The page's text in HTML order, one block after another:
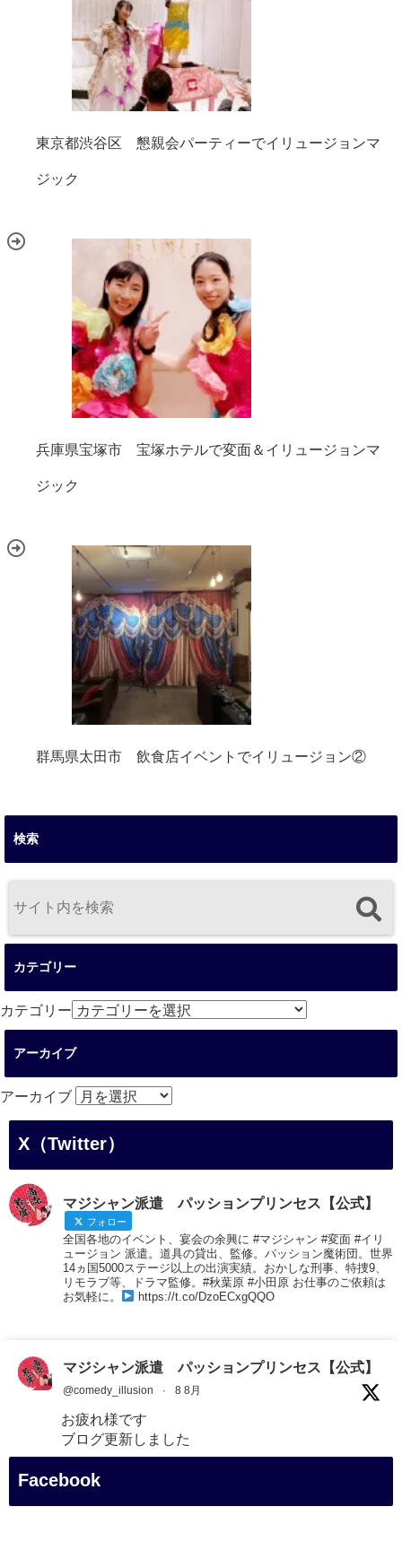
東京都渋谷区 懇親会パーティーでイリュージョンマ
ジック
兵庫県宝塚市 宝塚ホテルで変面＆イリュージョンマ
ジック
群馬県太田市 飲食店イベントでイリュージョン②
検索
カテゴリー
カテゴリー
アーカイブ
アーカイブ
X（Twitter）
マジシャン派遣 パッションプリンセス【公式】
フォロー
全国各地のイベント、宴会の余興に #マジシャン #変面 #イリ
ュージョン 派遣。道具の貸出、監修。パッション魔術団。世界
14ヵ国5000ステージ以上の出演実績。おかしな刑事、特捜9、
リモラブ等、ドラマ監修。#秋葉原 #小田原 お仕事のご依頼は
お気軽に。
https://t.co/DzoECxgQQO
マジシャン派遣 パッションプリンセス【公式】
@comedy_illusion · 8 8月
お疲れ様です
ブログ更新しました
「マジシャン和歌山旅 白浜町・白良湯」
Facebook